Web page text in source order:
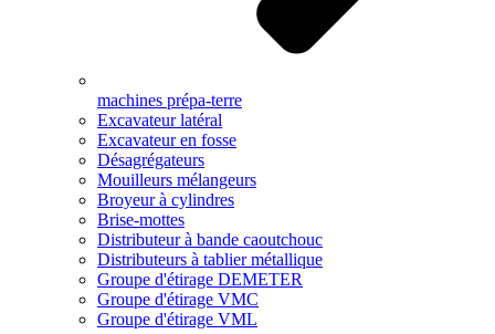
machines prépa-terre
Excavateur latéral
Excavateur en fosse
Désagrégateurs
Mouilleurs mélangeurs
Broyeur à cylindres
Brise-mottes
Distributeur à bande caoutchouc
Distributeurs à tablier métallique
Groupe d'étirage DEMETER
Groupe d'étirage VMC
Groupe d'étirage VML